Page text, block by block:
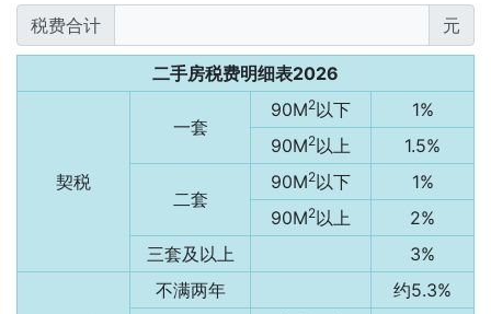
税费合计 元
二手房税费明细表2026
契税
一套
90M2以下
1%
90M2以上 1.5%
二套
90M2以下
1%
90M2以上
2%
三套及以上
3%
不满两年 约5.3%